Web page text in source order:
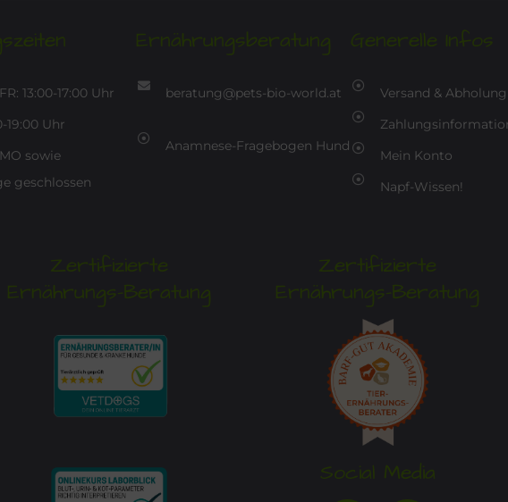
13:00-17:00 Uhr
19:00 Uhr
sowie
geschlossen
Ernährungsberatung
beratung@pets-bio-world.at
Anamnese-Fragebogen Hund
Generelle Infos
Versand & Abholung
Mein Konto
Napf-Wissen!
Zertifizierte
Ernährungs-Beratung
Zertifizierte
Ernährungs-Beratung
Social Media